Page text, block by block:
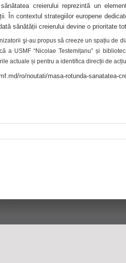
creierului reprezintă un
În contextul strategiilor europene
sănătății creierului devine o prioritate
şi-au propus să creeze un spațiu de
a USMF “Nicolae Testemițanu” și
actuale și pentru a identifica direcții de
ro/noutati/masa-rotunda-sanatatea-